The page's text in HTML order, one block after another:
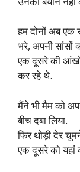
हम दोनों अब एक
भरे, अपनी सांसों
एक दूसरे की
कर रहे थे.
मैंने भी मैम को
बीच दबा लिया.
फिर थोड़ी देर
एक दूसरे को यहां